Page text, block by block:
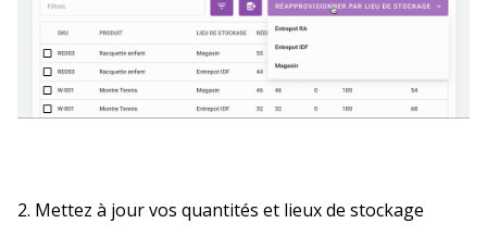
2. Mettez à jour vos quantités et lieux de stockage